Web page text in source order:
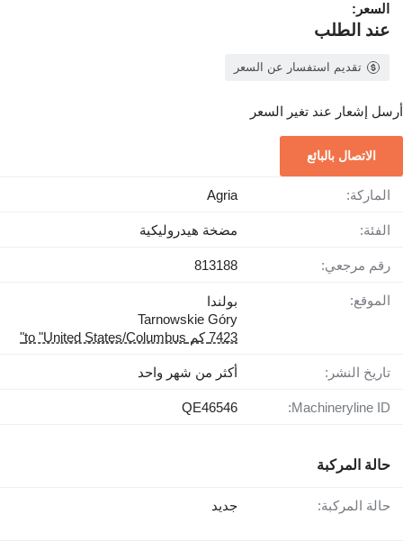
السعر:
عند الطلب
تقديم استفسار عن السعر
أرسل إشعار عند تغير السعر
الاتصال بالبائع
الماركة: Agria
الفئة: مضخة هيدروليكية
رقم مرجعي: 813188
الموقع:
بولندا
Tarnowskie Góry
7423 كم to "United States/Columbus"
تاريخ النشر: أكثر من شهر واحد
Machineryline ID:
QE46546
حالة المركبة
حالة المركبة: جديد